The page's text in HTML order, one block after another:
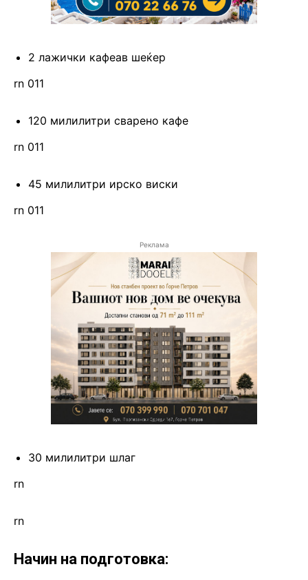
2 лажички кафеав шеќер
rn 011
120 милилитри сварено кафе
rn 011
45 милилитри ирско виски
rn 011
Реклама
30 милилитри шлаг
rn
rn
Начин на подготовка: